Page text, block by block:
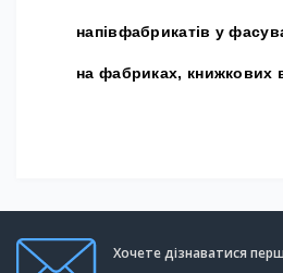
напівфабрикатів у
на фабриках, книжкових
Хочете дізнаватися